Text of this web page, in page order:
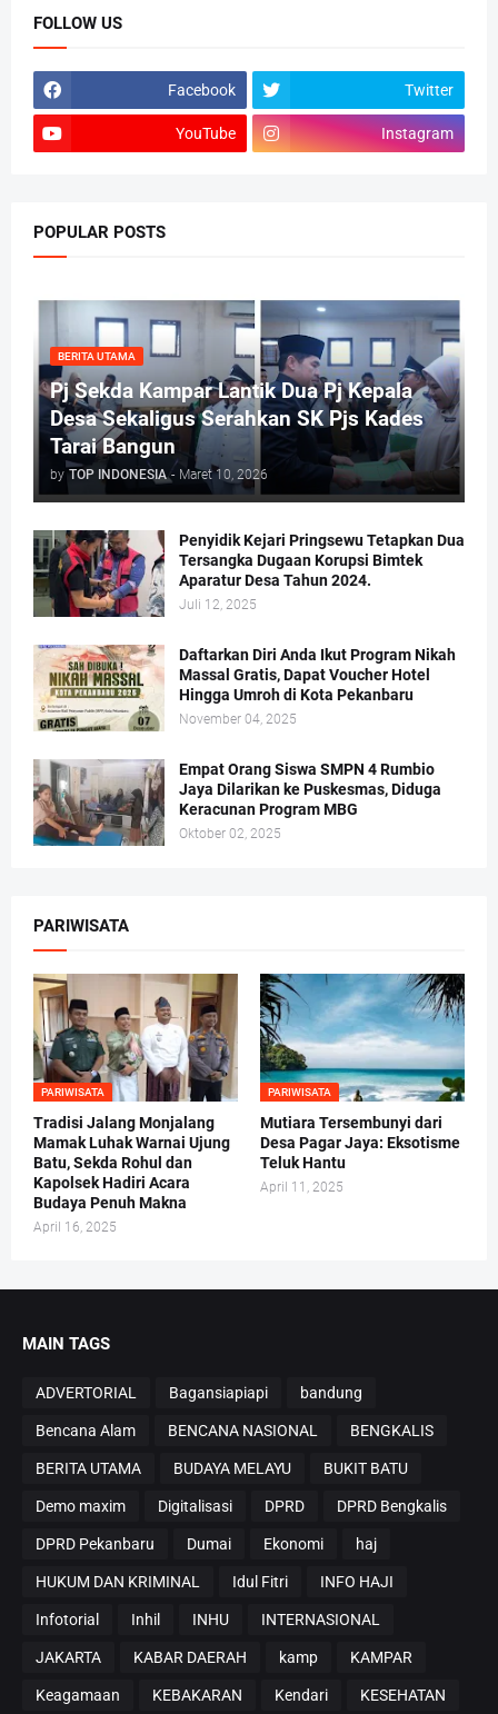
FOLLOW US
Facebook Twitter
YouTube Instagram
POPULAR POSTS
BERITA UTAMA
Pj Sekda Kampar Lantik Dua Pj Kepala
Desa Sekaligus Serahkan SK Pjs Kades
Tarai Bangun
by TOP INDONESIA - Maret 10, 2026
Penyidik Kejari Pringsewu Tetapkan Dua
Tersangka Dugaan Korupsi Bimtek
Aparatur Desa Tahun 2024.
Juli 12, 2025
Daftarkan Diri Anda Ikut Program Nikah
Massal Gratis, Dapat Voucher Hotel
Hingga Umroh di Kota Pekanbaru
November 04, 2025
Empat Orang Siswa SMPN 4 Rumbio
Jaya Dilarikan ke Puskesmas, Diduga
Keracunan Program MBG
Oktober 02, 2025
PARIWISATA
PARIWISATA
Tradisi Jalang Monjalang
Mamak Luhak Warnai Ujung
Batu, Sekda Rohul dan
Kapolsek Hadiri Acara
Budaya Penuh Makna
April 16, 2025
PARIWISATA
Mutiara Tersembunyi dari
Desa Pagar Jaya: Eksotisme
Teluk Hantu
April 11, 2025
MAIN TAGS
ADVERTORIAL Bagansiapiapi bandung
Bencana Alam BENCANA NASIONAL BENGKALIS
BERITA UTAMA BUDAYA MELAYU BUKIT BATU
Demo maxim Digitalisasi DPRD DPRD Bengkalis
DPRD Pekanbaru Dumai Ekonomi haj
HUKUM DAN KRIMINAL Idul Fitri INFO HAJI
Infotorial Inhil INHU INTERNASIONAL
JAKARTA KABAR DAERAH kamp KAMPAR
Keagamaan KEBAKARAN Kendari KESEHATAN